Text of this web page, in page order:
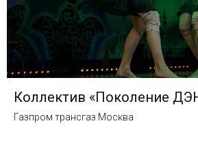
Коллектив «Поколение
Газпром трансгаз Москва